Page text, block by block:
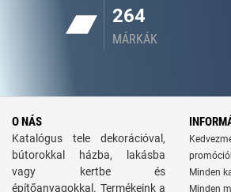
264
MÁRKÁK
O NÁS
Katalógus tele dekorációval,
bútorokkal házba, lakásba
vagy kertbe és
építőanyagokkal. Termékeink a
Minden
Minden